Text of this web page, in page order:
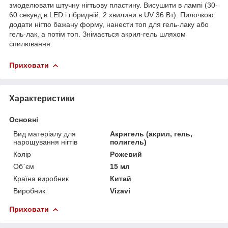
змоделювати штучну нігтьову пластину. Висушити в лампі (30-
60 секунд в LED і гібридній, 2 хвилини в UV 36 Вт). Пилочкою
додати нігтю бажану форму, нанести топ для гель-лаку або
гель-лак, а потім топ. Знімається акрил-гель шляхом
спилювання.
Приховати
Характеристики
Основні
Вид матеріалу для
нарощування нігтів
Акригель (акрил, гель,
полигель)
Колір
Рожевий
Об`єм
15 мл
Країна виробник
Китай
Виробник
Vizavi
Приховати